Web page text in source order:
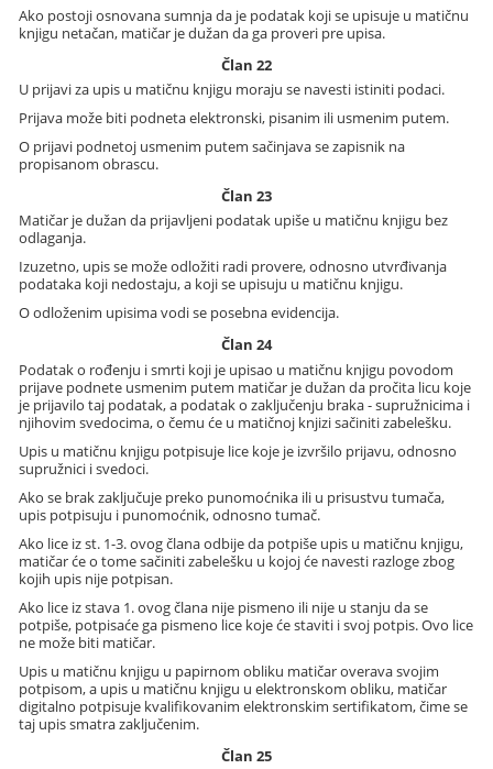
Ako postoji osnovana sumnja da je podatak koji se upisuje u matičnu
knjigu netačan, matičar je dužan da ga proveri pre upisa.
Član 22
U prijavi za upis u matičnu knjigu moraju se navesti istiniti podaci.
Prijava može biti podneta elektronski, pisanim ili usmenim putem.
O prijavi podnetoj usmenim putem sačinjava se zapisnik na
propisanom obrascu.
Član 23
Matičar je dužan da prijavljeni podatak upiše u matičnu knjigu bez
odlaganja.
Izuzetno, upis se može odložiti radi provere, odnosno utvrđivanja
podataka koji nedostaju, a koji se upisuju u matičnu knjigu.
O odloženim upisima vodi se posebna evidencija.
Član 24
Podatak o rođenju i smrti koji je upisao u matičnu knjigu povodom
prijave podnete usmenim putem matičar je dužan da pročita licu koje
je prijavilo taj podatak, a podatak o zaključenju braka - supružnicima i
njihovim svedocima, o čemu će u matičnoj knjizi sačiniti zabelešku.
Upis u matičnu knjigu potpisuje lice koje je izvršilo prijavu, odnosno
supružnici i svedoci.
Ako se brak zaključuje preko punomoćnika ili u prisustvu tumača,
upis potpisuju i punomoćnik, odnosno tumač.
Ako lice iz st. 1-3. ovog člana odbije da potpiše upis u matičnu knjigu,
matičar će o tome sačiniti zabelešku u kojoj će navesti razloge zbog
kojih upis nije potpisan.
Ako lice iz stava 1. ovog člana nije pismeno ili nije u stanju da se
potpiše, potpisaće ga pismeno lice koje će staviti i svoj potpis. Ovo lice
ne može biti matičar.
Upis u matičnu knjigu u papirnom obliku matičar overava svojim
potpisom, a upis u matičnu knjigu u elektronskom obliku, matičar
digitalno potpisuje kvalifikovanim elektronskim sertifikatom, čime se
taj upis smatra zaključenim.
Član 25